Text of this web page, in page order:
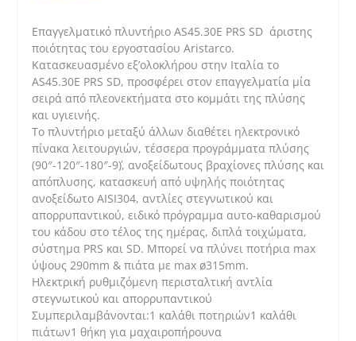
ποσότητα
Επαγγελματικό πλυντήριο AS45.30E PRS SD άριστης
ποιότητας του εργοστασίου Aristarco.
Κατασκευασμένο εξ’ολοκλήρου στην Ιταλία το
AS45.30E PRS SD, προσφέρει στον επαγγελματία μία
σειρά από πλεονεκτήματα στο κομμάτι της πλύσης
και υγιεινής.
Το πλυντήριο μεταξύ άλλων διαθέτει ηλεκτρονικό
πίνακα λειτουργιών, τέσσερα προγράμματα πλύσης
(90″-120″-180″-9΄), ανοξείδωτους βραχίονες πλύσης και
απόπλυσης, κατασκευή από υψηλής ποιότητας
ανοξείδωτο AISI304, αντλίες στεγνωτικού και
απορρυπαντικού, ειδικό πρόγραμμα αυτο-καθαρισμού
του κάδου στο τέλος της ημέρας, διπλά τοιχώματα,
σύστημα PRS και SD. Μπορεί να πλύνει ποτήρια max
ύψους 290mm & πιάτα με max ø315mm.
Ηλεκτρική ρυθμιζόμενη περισταλτική αντλία
στεγνωτικού και απορρυπαντικού
Συμπεριλαμβάνονται:1 καλάθι ποτηριών1 καλάθι
πιάτων1 θήκη για μαχαιροπήρουνα